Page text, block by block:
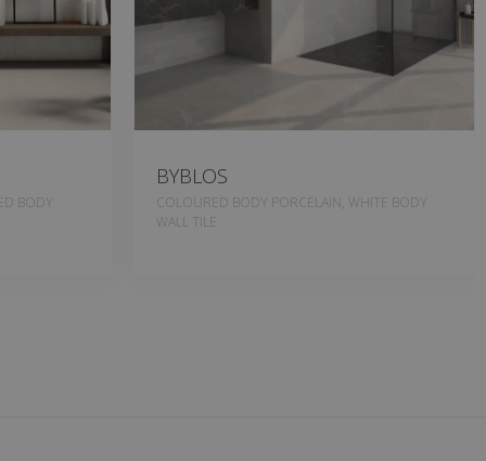
BODY
BYBLOS
COLOURED BODY PORCELAIN, WHITE BODY
WALL TILE